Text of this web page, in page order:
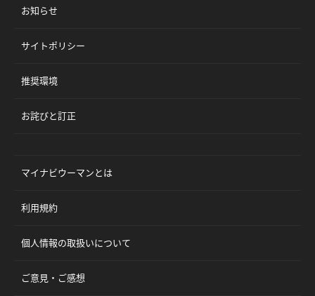
お知らせ
サイトポリシー
推奨環境
お詫びと訂正
マイナビウーマンとは
利用規約
個人情報の取扱いについて
ご意見・ご感想